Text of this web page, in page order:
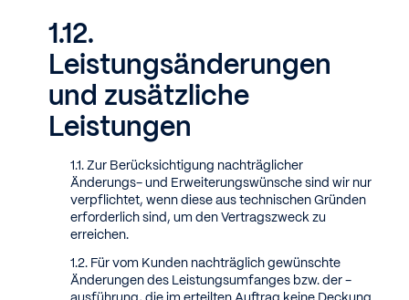
Leistungsänderungen
und zusätzliche
Leistungen
Zur Berücksichtigung nachträglicher
Änderungs- und Erweiterungswünsche sind wir nur
verpflichtet, wenn diese aus technischen Gründen
erforderlich sind, um den Vertragszweck zu
erreichen.
Für vom Kunden nachträglich gewünschte
Änderungen des Leistungsumfanges bzw. der -